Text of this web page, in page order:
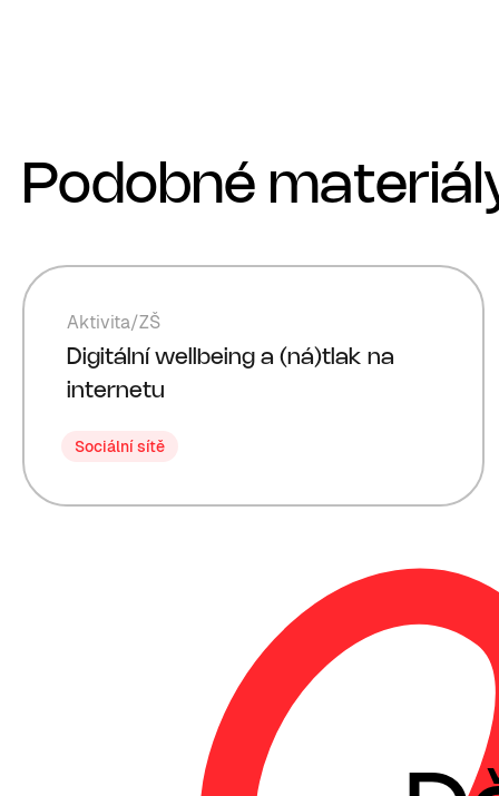
Podobné
Aktivita/ZŠ
Digitální wellbeing a (ná)tlak na
internetu
Sociální sítě